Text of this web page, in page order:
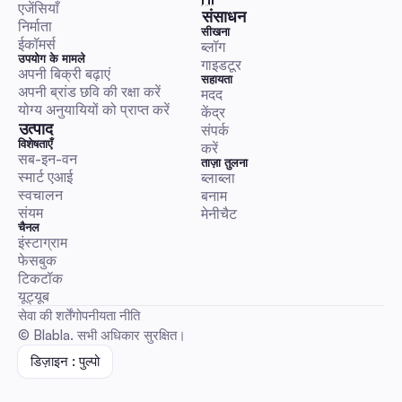
लॉन्च करें, स्केल करें और मापें।
वर्ल्ड काइंडनेस डे 2025 प्लेबुक: ऑस्ट्रेलियाई सोशल मैनेजर्स के लिए
ऑटोमेशन के साथ एंगेजमेंट बढ़ाएं
ऑस्ट्रेलियाई समय क्षेत्र कैलेंडर, सीधे कॉपी-पेस्ट करने योग्य DM/टिप्पणी
आदेश और स्वचालन कार्यप्रवाह के साथ एक व्यावहारिक, क्रियान्वयन-तैयार
समय बचाएं और KPI टेम्पलेट्स एवं कानूनी/नैतिक चेकलिस्ट के साथ
दया अभियानों को चलाएं।
चैटजीपीटी सदस्यता: विपणक के लिए सामाजिक स्वचालन ROI पर
एजेंसियाँ
निर्माता
ईकॉमर्स
उपयोग के मामले
अपनी बिक्री बढ़ाएं
अपनी ब्रांड छवि की रक्षा करें
योग्य अनुयायियों को प्राप्त करें
उत्पाद
विशेषताएँ
सब-इन-वन
स्मार्ट एआई
स्वचालन
संयम
चैनल
इंस्टाग्राम
फेसबुक
टिकटॉक
यूट्यूब
संसाधन
सीखना
ब्लॉग
गाइडटूर
सहायता
मदद
केंद्र
संपर्क
करें
ताज़ा तुलना
ब्लाब्ला
बनाम
मेनीचैट
सेवा की शर्तेंगोपनीयता नीति
© Blabla. सभी अधिकार सुरक्षित।
डिज़ाइन : पुल्पो